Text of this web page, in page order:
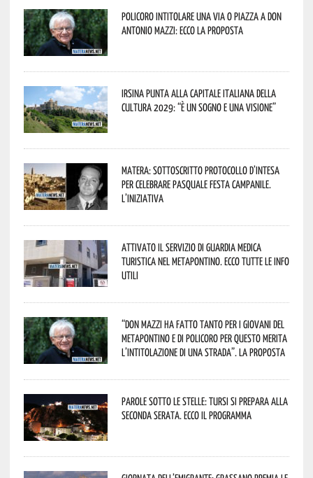
Policoro intitolare una via o piazza a don
Antonio Mazzi: ecco la proposta
Irsina punta alla Capitale italiana della
Cultura 2029: “È un sogno e una visione”
Matera: sottoscritto protocollo d’intesa
per celebrare Pasquale Festa Campanile.
L’iniziativa
Attivato il servizio di Guardia Medica
Turistica nel Metapontino. Ecco tutte le info
utili
“Don Mazzi ha fatto tanto per i giovani del
Metapontino e di Policoro per questo merita
l’intitolazione di una strada”. La proposta
Parole sotto le stelle: Tursi si prepara alla
seconda serata. Ecco il programma